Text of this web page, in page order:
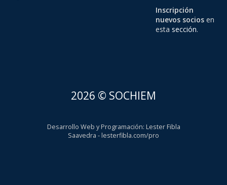
Inscripción
nuevos sociosen
esta sección.
2026 © SOCHIEM
Desarrollo Web y Programación: Lester Fibla
Saavedra -lesterfibla.com/pro